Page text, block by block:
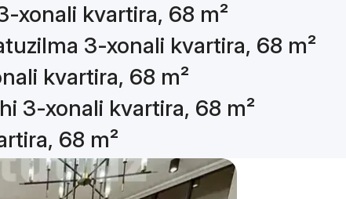
xonali kvartira, 68 m²
3-xonali kvartira, 68 m²
kvartira, 68 m²
3-xonali kvartira, 68 m²
68 m²